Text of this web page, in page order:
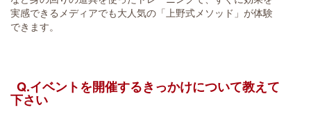
実感できるメディアでも大人気の「上野式メソッド」が体験
できます。
Q.イベントを開催するきっかけについて教えて
下さい